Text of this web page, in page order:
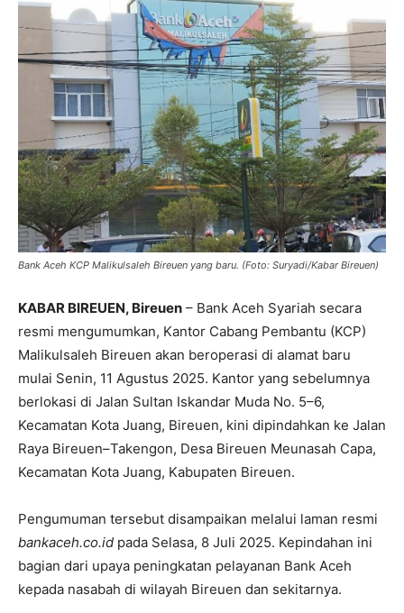
Bank Aceh KCP Malikulsaleh Bireuen yang baru. (Foto: Suryadi/Kabar Bireuen)
KABAR BIREUEN, Bireuen – Bank Aceh Syariah secara
resmi mengumumkan, Kantor Cabang Pembantu (KCP)
Malikulsaleh Bireuen akan beroperasi di alamat baru
mulai Senin, 11 Agustus 2025. Kantor yang sebelumnya
berlokasi di Jalan Sultan Iskandar Muda No. 5–6,
Kecamatan Kota Juang, Bireuen, kini dipindahkan ke Jalan
Raya Bireuen–Takengon, Desa Bireuen Meunasah Capa,
Kecamatan Kota Juang, Kabupaten Bireuen.
Pengumuman tersebut disampaikan melalui laman resmi
bankaceh.co.id pada Selasa, 8 Juli 2025. Kepindahan ini
bagian dari upaya peningkatan pelayanan Bank Aceh
kepada nasabah di wilayah Bireuen dan sekitarnya.